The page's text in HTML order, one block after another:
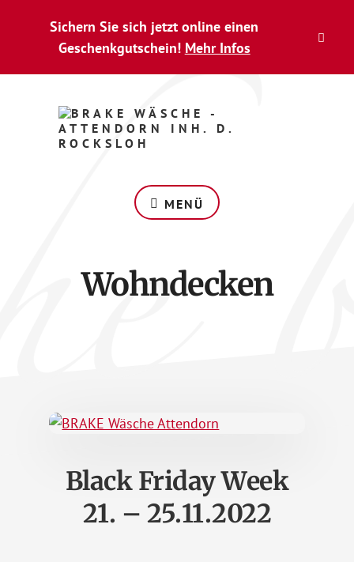
Sichern Sie sich jetzt online einen
Geschenkgutschein! Mehr Infos
MENÜ
Wohndecken
Black Friday Week
21. – 25.11.2022